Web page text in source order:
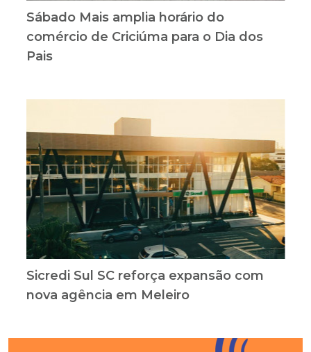
Sábado Mais amplia horário do
comércio de Criciúma para o Dia dos
Pais
Sicredi Sul SC reforça expansão com
nova agência em Meleiro